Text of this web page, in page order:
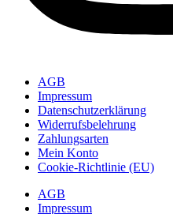
AGB
Impressum
Datenschutzerklärung
Widerrufsbelehrung
Zahlungsarten
Mein Konto
Cookie-Richtlinie (EU)
AGB
Impressum